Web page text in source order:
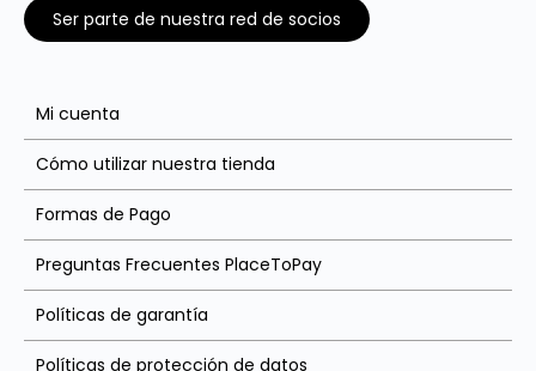
Ser parte de nuestra red de socios
Mi cuenta
Cómo utilizar nuestra tienda
Formas de Pago
Preguntas Frecuentes PlaceToPay
Políticas de garantía
Políticas de protección de datos